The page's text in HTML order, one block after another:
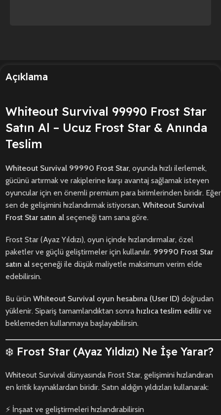
Açıklama
Whiteout Survival 99990 Frost Star
Satın Al – Ucuz Frost Star & Anında
Teslim
Whiteout Survival 99990 Frost Star, oyunda hızlı ilerlemek,
gücünü artırmak ve rakiplerine karşı avantaj sağlamak isteyen
oyuncular için en önemli premium para birimlerinden biridir. Eğer
sen de gelişimini hızlandırmak istiyorsan, Whiteout Survival
Frost Star satın al seçeneği tam sana göre.
Frost Star (Ayaz Yıldızı), oyun içinde hızlandırmalar, özel
paketler ve güçlü geliştirmeler için kullanılır. 99990 Frost Star
satın al seçeneği ile düşük maliyetle maksimum verim elde
edebilirsin.
Bu ürün Whiteout Survival oyun hesabına (User ID) doğrudan
yüklenir. Sipariş tamamlandıktan sonra hızlıca teslim edilirve
beklemeden kullanmaya başlayabilirsin.
❄️ Frost Star (Ayaz Yıldızı) Ne İşe Yarar?
Whiteout Survival dünyasında Frost Star, gelişimini hızlandıran
en kritik kaynaklardan biridir. Satın aldığın yıldızları kullanarak:
⚡ İnşaat ve geliştirmeleri hızlandırabilirsin